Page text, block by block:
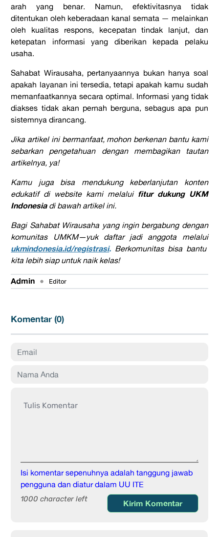
arah yang benar. Namun, efektivitasnya tidak
ditentukan oleh keberadaan kanal semata — melainkan
oleh kualitas respons, kecepatan tindak lanjut, dan
ketepatan informasi yang diberikan kepada pelaku
usaha.
Sahabat Wirausaha, pertanyaannya bukan hanya soal
apakah layanan ini tersedia, tetapi apakah kamu sudah
memanfaatkannya secara optimal. Informasi yang tidak
diakses tidak akan pernah berguna, sebagus apa pun
sistemnya dirancang.
Jika artikel ini bermanfaat, mohon berkenan bantu kami
sebarkan pengetahuan dengan membagikan tautan
artikelnya, ya!
Kamu juga bisa mendukung keberlanjutan konten
edukatif di website kami melalui fitur dukung UKM
Indonesiadi bawah artikel ini.
Bagi Sahabat Wirausaha yang ingin bergabung dengan
komunitas UMKM—yuk daftar jadi anggota melalui
ukmindonesia.id/registrasi. Berkomunitas bisa bantu
kita lebih siap untuk naik kelas!
Admin • Editor
Komentar (0)
Isi komentar sepenuhnya adalah tanggung jawab
pengguna dan diatur dalam UU ITE
1000 character left Kirim Komentar